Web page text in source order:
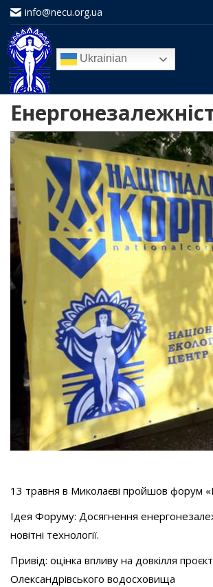
info@necu.org.ua
Ukrainian
13 травня в Миколаєві пройшов форум
Ідея Форуму: Досягнення
новітні технології.
Привід: оцінка впливу на довкілля
Олександрівського водосховища